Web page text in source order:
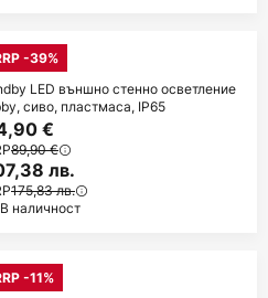
-39%
LED външно стенно осветление
сиво, пластмаса, IP65
€
89,90 €
лв.
175,83 лв.
В наличност
-11%